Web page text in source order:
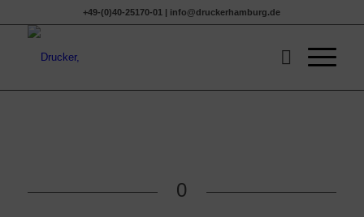
+49-(0)40-25170-01 | info@druckerhamburg.de
0